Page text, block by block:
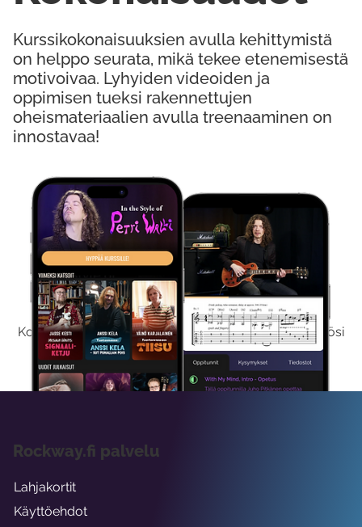
Kokeile Ilmaiseksi
Kokeilemalla ilmaiseksi saat koko sisältömme käyttöösi
viikon ajaksi.
Kurssikokonaisuuksien avulla kehittymistä
on helppo seurata, mikä tekee etenemisestä
motivoivaa. Lyhyiden videoiden ja
oppimisen tueksi rakennettujen
oheismateriaalien avulla treenaaminen on
innostavaa!
Rockway.fi palvelu
Lahjakortit
Käyttöehdot